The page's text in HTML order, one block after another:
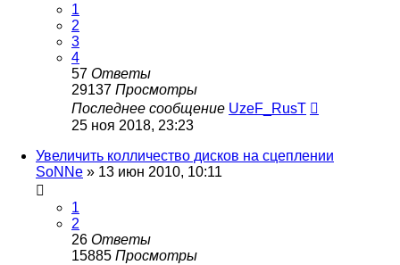
1
2
3
4
57 Ответы
29137 Просмотры
Последнее сообщение UzeF_RusT
25 ноя 2018, 23:23
Увеличить колличество дисков на сцеплении
SoNNe » 13 июн 2010, 10:11
1
2
26 Ответы
15885 Просмотры